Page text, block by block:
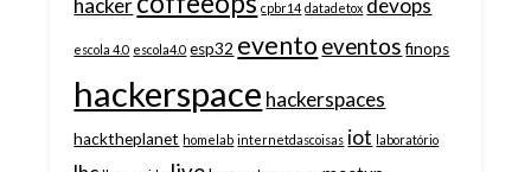
hacker
cpbr14 datadetox devops
escola 4.0 escola4.0 esp32 evento eventos finops
hackerspace hackerspaces
hacktheplanet homelab internetdascoisas iot laboratório